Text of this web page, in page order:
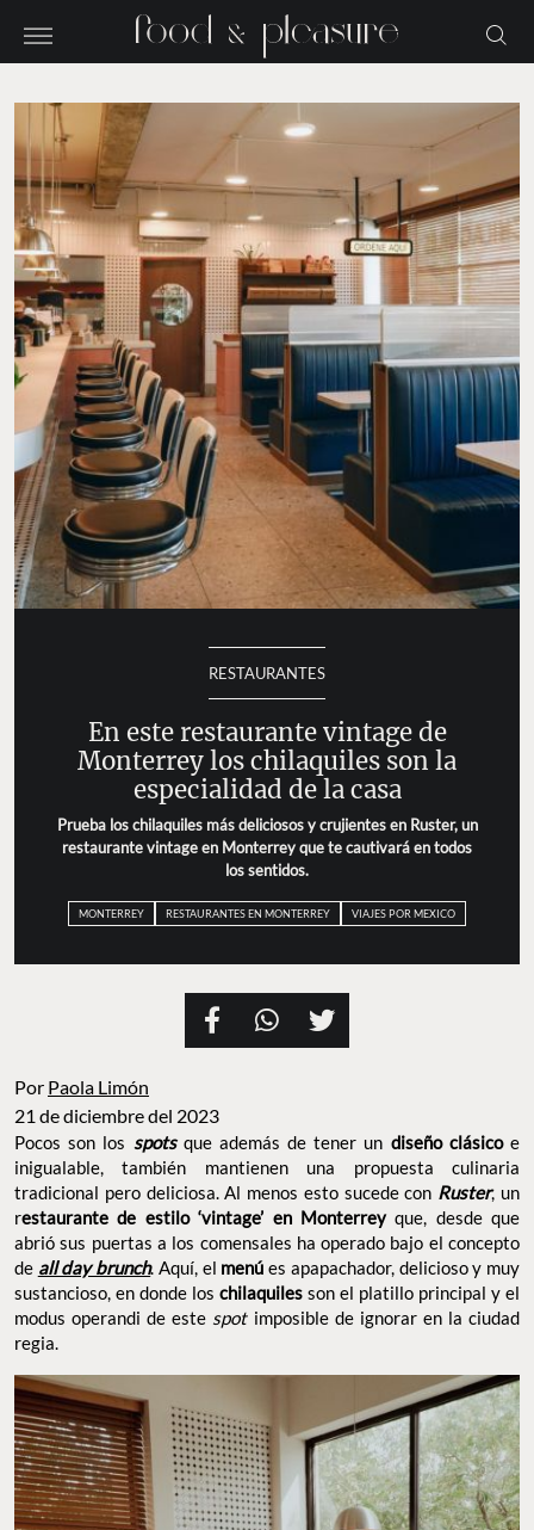
RESTAURANTES
En este restaurante vintage de
Monterrey los chilaquiles son la
especialidad de la casa
Prueba los chilaquiles más deliciosos y crujientes en Ruster, un
restaurante vintage en Monterrey que te cautivará en todos
los sentidos.
MONTERREY RESTAURANTES EN MONTERREY VIAJES POR MEXICO
Por Paola Limón
21 de diciembre del 2023
Pocos son los spots que además de tener un diseño clásicoe
inigualable, también mantienen una propuesta culinaria
tradicional pero deliciosa. Al menos esto sucede con Ruster, un
restaurante de estilo ‘vintage’ en Monterreyque, desde que
abrió sus puertas a los comensales ha operado bajo el concepto
de all day brunch. Aquí, el menúes apapachador, delicioso y muy
sustancioso, en donde los chilaquiles son el platillo principal y el
modus operandi de este spotimposible de ignorar en la ciudad
regia.